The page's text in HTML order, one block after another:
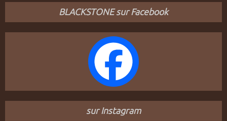
BLACKSTONE sur Facebook
sur Instagram